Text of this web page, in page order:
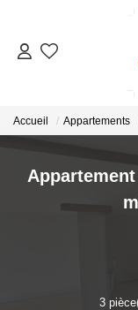
Accueil Appartements
3